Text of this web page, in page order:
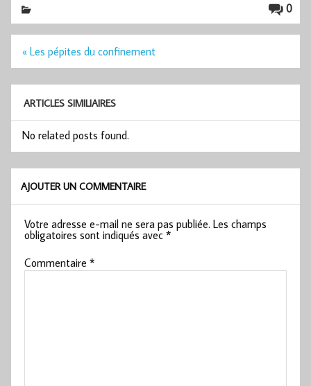
0
Navigation
« Les pépites du confinement
ARTICLES SIMILIAIRES
No related posts found.
AJOUTER UN COMMENTAIRE
Votre adresse e-mail ne sera pas publiée. Les champs
obligatoires sont indiqués avec*
Commentaire*